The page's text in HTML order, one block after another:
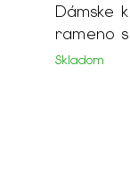
Dámske
rameno
Skladom